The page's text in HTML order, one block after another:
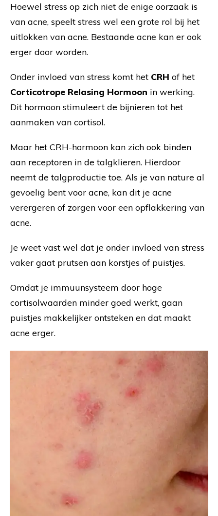
Hoewel stress op zich niet de enige oorzaak is
van acne, speelt stress wel een grote rol bij het
uitlokken van acne. Bestaande acne kan er ook
erger door worden.
Onder invloed van stress komt het CRH of het
Corticotrope Relasing Hormoon in werking.
Dit hormoon stimuleert de bijnieren tot het
aanmaken van cortisol.
Maar het CRH-hormoon kan zich ook binden
aan receptoren in de talgklieren. Hierdoor
neemt de talgproductie toe. Als je van nature al
gevoelig bent voor acne, kan dit je acne
verergeren of zorgen voor een opflakkering van
acne.
Je weet vast wel dat je onder invloed van stress
vaker gaat prutsen aan korstjes of puistjes.
Omdat je immuunsysteem door hoge
cortisolwaarden minder goed werkt, gaan
puistjes makkelijker ontsteken en dat maakt
acne erger.